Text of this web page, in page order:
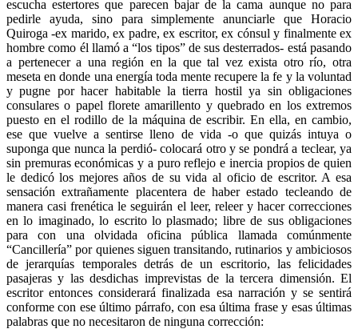
escucha estertores que parecen bajar de la cama aunque no para
pedirle ayuda, sino para simplemente anunciarle que Horacio
Quiroga -ex marido, ex padre, ex escritor, ex cónsul y finalmente ex
hombre como él llamó a “los tipos” de sus desterrados- está pasando
a pertenecer a una región en la que tal vez exista otro río, otra
meseta en donde una energía toda mente recupere la fe y la voluntad
y pugne por hacer habitable la tierra hostil ya sin obligaciones
consulares o papel florete amarillento y quebrado en los extremos
puesto en el rodillo de la máquina de escribir. En ella, en cambio,
ese que vuelve a sentirse lleno de vida -o que quizás intuya o
suponga que nunca la perdió- colocará otro y se pondrá a teclear, ya
sin premuras económicas y a puro reflejo e inercia propios de quien
le dedicó los mejores años de su vida al oficio de escritor. A esa
sensación extrañamente placentera de haber estado tecleando de
manera casi frenética le seguirán el leer, releer y hacer correcciones
en lo imaginado, lo escrito lo plasmado; libre de sus obligaciones
para con una olvidada oficina pública llamada comúnmente
“Cancillería” por quienes siguen transitando, rutinarios y ambiciosos
de jerarquías temporales detrás de un escritorio, las felicidades
pasajeras y las desdichas imprevistas de la tercera dimensión. El
escritor entonces considerará finalizada esa narración y se sentirá
conforme con ese último párrafo, con esa última frase y esas últimas
palabras que no necesitaron de ninguna corrección: